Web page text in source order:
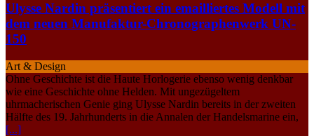
Ulysse Nardin präsentiert ein emailliertes Modell mit
dem neuen Manufaktur-Chronographenwerk UN-
150
Art & Design
Ohne Geschichte ist die Haute Horlogerie ebenso wenig denkbar
wie eine Geschichte ohne Helden. Mit ungezügeltem
uhrmacherischen Genie ging Ulysse Nardin bereits in der zweiten
Hälfte des 19. Jahrhunderts in die Annalen der Handelsmarine ein,
[...]